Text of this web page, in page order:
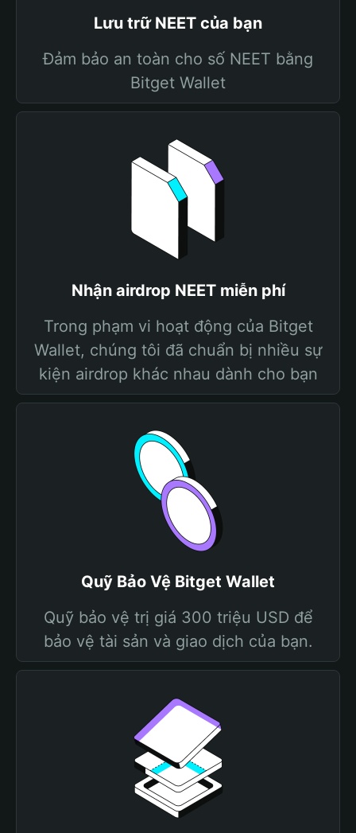
Lưu trữ NEET của bạn
Đảm bảo an toàn cho số NEET bằng
Bitget Wallet
Nhận airdrop NEET miễn phí
Trong phạm vi hoạt động của Bitget
Wallet, chúng tôi đã chuẩn bị nhiều sự
kiện airdrop khác nhau dành cho bạn
Quỹ Bảo Vệ Bitget Wallet
Quỹ bảo vệ trị giá 300 triệu USD để
bảo vệ tài sản và giao dịch của bạn.